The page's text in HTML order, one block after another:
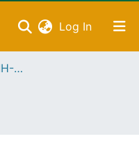
Log In(current)
Acervo Documental IIH-UABC